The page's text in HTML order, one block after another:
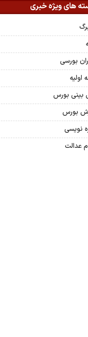
های ویژه خبری
بورسی
اولیه
بینی بورس
بورس
نویسی
عدالت